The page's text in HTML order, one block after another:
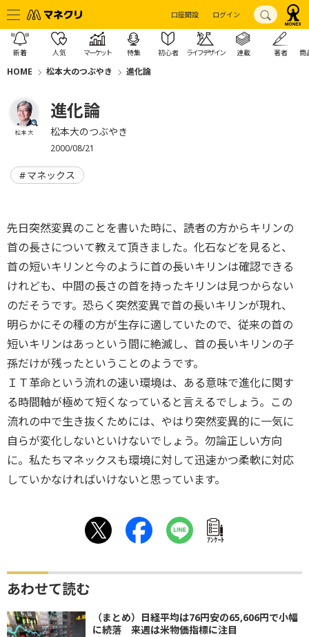
口座開設 ログイン
新着 人気 マーケット 特集 初心者 ライフデザイン 連載 著者 商
HOME 松本大のつぶやき 進化論
松本 大
進化論
松本大のつぶやき
2000/08/21
マネックス
先日突然変異のことを書いた時に、読者の方からキリンの
首の長さについて教えて頂きました。化石などを見ると、
首の短いキリンと今のように首の長いキリンは確認できる
けれども、中間の長さの首を持ったキリンは見つからない
のだそうです。恐らく突然変異で首の長いキリンが現れ、
明らかにその種の方が生存に適していたので、従来の首の
短いキリンはあっという間に絶滅し、首の長いキリンの子
孫だけが残ったということのようです。
ＩＴ革命という流れの速い環境は、ある意味で進化に関す
る時間軸が極めて短くなっていると言えるでしょう。この
流れの中で生き抜くためには、やはり突然変異的に一気に
自らが変化しないといけないでしょう。勿論正しい方向
に。私たちマネックスも環境に対して迅速かつ柔軟に対応
していかなければいけないと思っています。
ｱﾝｹｰﾄ
あわせて読む
（まとめ）日経平均は76円安の65,606円で小幅
に続落 来週は米物価指標に注目